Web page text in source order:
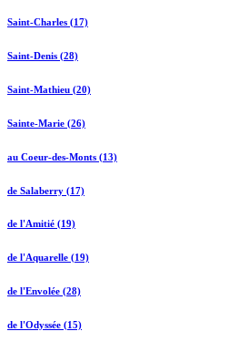
Saint-Charles (17)
Saint-Denis (28)
Saint-Mathieu (20)
Sainte-Marie (26)
au Coeur-des-Monts (13)
de Salaberry (17)
de l'Amitié (19)
de l'Aquarelle (19)
de l'Envolée (28)
de l'Odyssée (15)